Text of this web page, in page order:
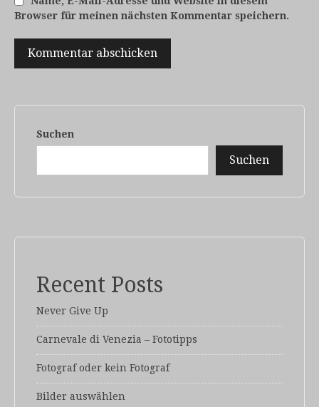
Browser für meinen nächsten Kommentar speichern.
Suchen
Suchen
Recent Posts
Never Give Up
Carnevale di Venezia – Fototipps
Fotograf oder kein Fotograf
Bilder auswählen